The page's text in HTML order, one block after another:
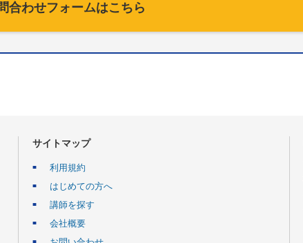
合わせフォームはこちら
サイトマップ
利用規約
はじめての方へ
講師を探す
会社概要